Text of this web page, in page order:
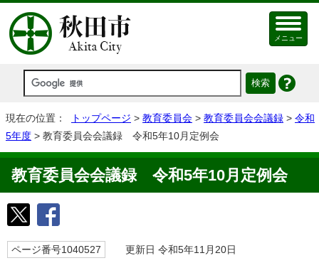
メニュー
現在の位置： トップページ > 教育委員会 > 教育委員会会議録 > 令和
5年度 > 教育委員会会議録 令和5年10月定例会
教育委員会会議録 令和5年10月定例会
ページ番号1040527 更新日 令和5年11月20日